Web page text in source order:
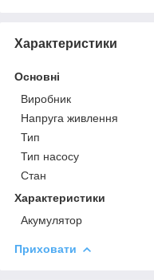
Характеристики
Основні
Виробник
Напруга живлення
Тип
Тип насосу
Стан
Характеристики
Акумулятор
Приховати